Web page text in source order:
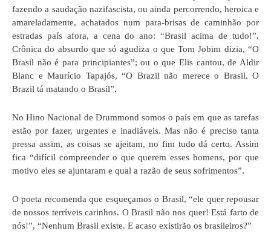
fazendo a saudação nazifascista, ou ainda percorrendo, heroica e
amareladamente, achatados num para-brisas de caminhão por
estradas país afora, a cena do ano: “Brasil acima de tudo!”.
Crônica do absurdo que só agudiza o que Tom Jobim dizia, “O
Brasil não é para principiantes”; ou o que Elis cantou, de Aldir
Blanc e Maurício Tapajós, “O Brazil não merece o Brasil. O
Brazil tá matando o Brasil”.
No Hino Nacional de Drummond somos o país em que as tarefas
estão por fazer, urgentes e inadiáveis. Mas não é preciso tanta
pressa assim, as coisas se ajeitam, no fim tudo dá certo. Assim
fica “difícil compreender o que querem esses homens, por que
motivo eles se ajuntaram e qual a razão de seus sofrimentos”.
O poeta recomenda que esqueçamos o Brasil, “ele quer repousar
de nossos terríveis carinhos. O Brasil não nos quer! Está farto de
nós!”, “Nenhum Brasil existe. E acaso existirão os brasileiros?”